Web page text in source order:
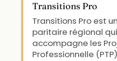
Transitions Pro
Transitions Pro est
paritaire régional
accompagne les
Professionnelle